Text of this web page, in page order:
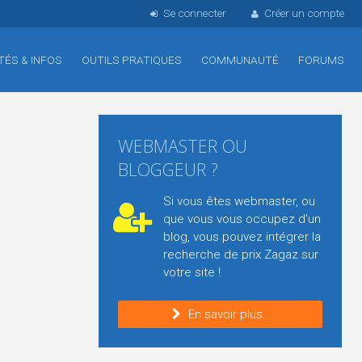
Se connecter Créer un compte
& INFOS OUTILS PRATIQUES COMMUNAUTÉ FORUMS
WEBMASTER OU
BLOGGEUR ?
Si vous êtes webmaster, ou
que vous vous occupez d'un
blog, vous pouvez intégrer la
recherche de prix Zagaz sur
votre site !
En savoir plus...